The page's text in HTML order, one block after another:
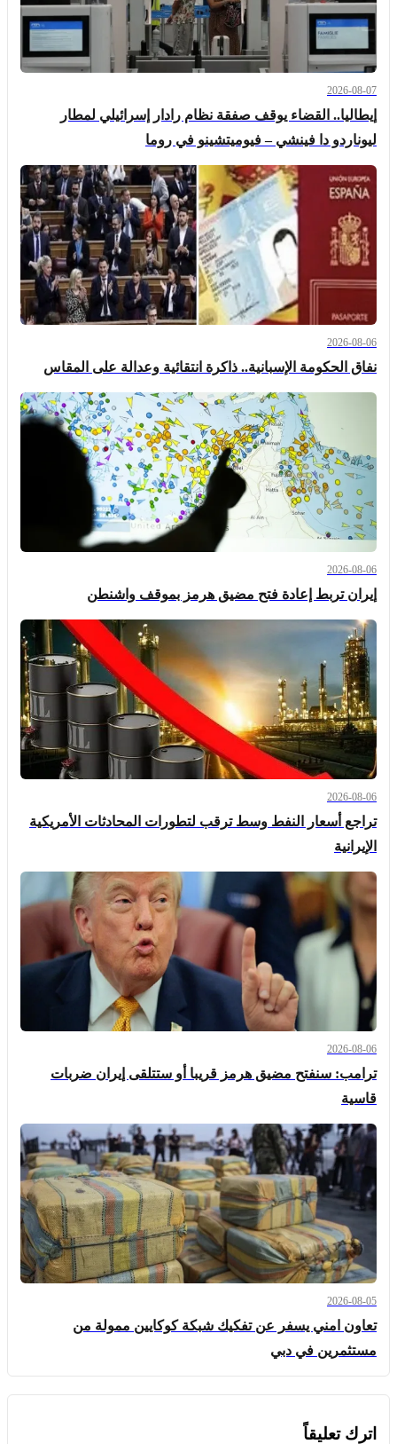
2026-08-07
إيطاليا.. القضاء يوقف صفقة نظام رادار إسرائيلي لمطار
ليوناردو دا فينشي – فيوميتشينو في روما
2026-08-06
نفاق الحكومة الإسبانية.. ذاكرة انتقائية وعدالة على المقاس
2026-08-06
إيران تربط إعادة فتح مضيق هرمز بموقف واشنطن
2026-08-06
تراجع أسعار النفط وسط ترقب لتطورات المحادثات الأمريكية
الإيرانية
2026-08-06
ترامب: سنفتح مضيق هرمز قريبا أو ستتلقى إيران ضربات
قاسية
2026-08-05
تعاون امني يسفر عن تفكيك شبكة كوكايين ممولة من
مستثمرين في دبي
اترك تعليقاً